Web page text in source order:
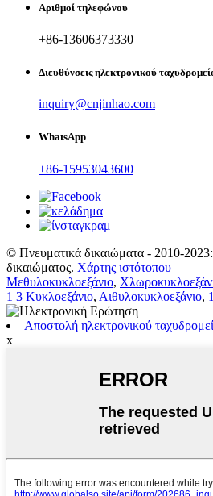
Αριθμοί τηλεφώνου
+86-13606373330
Διευθύνσεις ηλεκτρονικού
inquiry@cnjinhao.com
WhatsApp
+86-15953043600
© Πνευματικά δικαιώματα - 2010-
δικαιώματος. Χάρτης ιστότοπου
Μεθυλοκυκλοεξάνιο,
1 3 Κυκλοεξάνιο, Αιθυλοκυκλοεξάνιο,
Αποστολή ηλεκτρονικού
x